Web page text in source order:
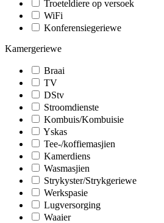
Troeteldiere op versoek
WiFi
Konferensiegeriewe
Kamergeriewe
Braai
TV
DStv
Stroomdienste
Kombuis/Kombuisie
Yskas
Tee-/koffiemasjien
Kamerdiens
Wasmasjien
Strykyster/Strykgeriewe
Werkspasie
Lugversorging
Waaier